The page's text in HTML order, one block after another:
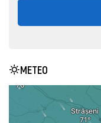
METEO